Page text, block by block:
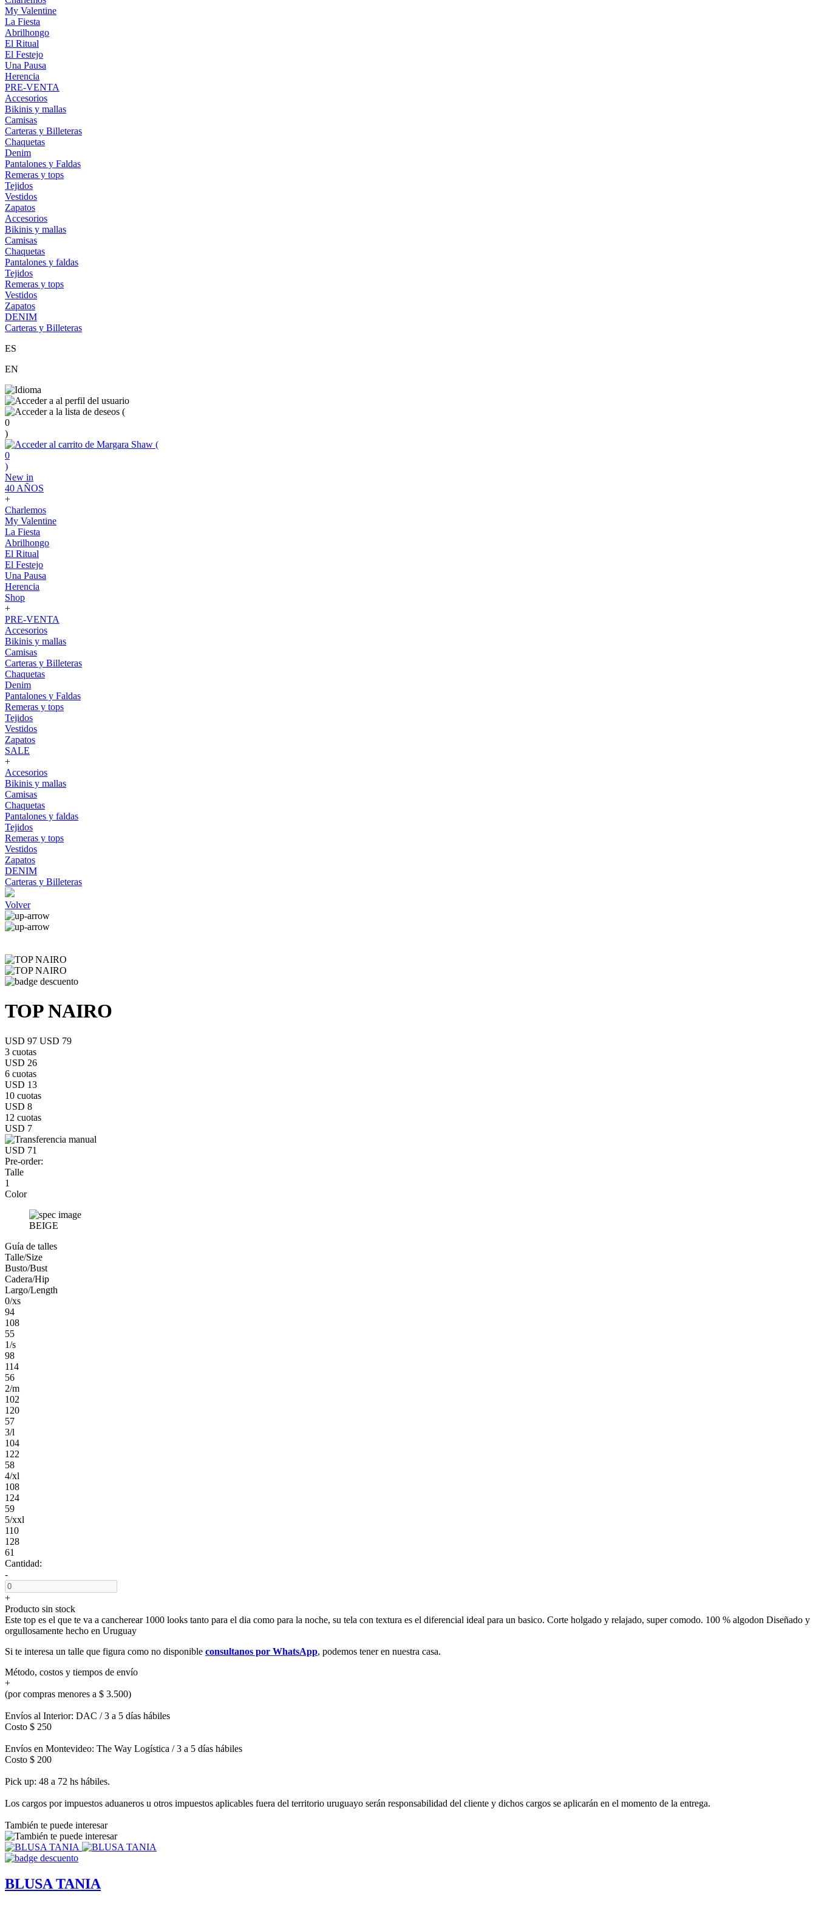
My Valentine
La Fiesta
Abrilhongo
El Ritual
El Festejo
Una Pausa
Herencia
PRE-VENTA
Accesorios
Bikinis y mallas
Camisas
Carteras y Billeteras
Chaquetas
Denim
Pantalones y Faldas
Remeras y tops
Tejidos
Vestidos
Zapatos
Accesorios
Bikinis y mallas
Camisas
Chaquetas
Pantalones y faldas
Tejidos
Remeras y tops
Vestidos
Zapatos
DENIM
Carteras y Billeteras
ES
EN
(
0
)
(
0
)
New in
40 AÑOS
+
Charlemos
My Valentine
La Fiesta
Abrilhongo
El Ritual
El Festejo
Una Pausa
Herencia
Shop
+
PRE-VENTA
Accesorios
Bikinis y mallas
Camisas
Carteras y Billeteras
Chaquetas
Denim
Pantalones y Faldas
Remeras y tops
Tejidos
Vestidos
Zapatos
SALE
+
Accesorios
Bikinis y mallas
Camisas
Chaquetas
Pantalones y faldas
Tejidos
Remeras y tops
Vestidos
Zapatos
DENIM
Carteras y Billeteras
Volver
TOP NAIRO
USD 97 USD 79
3 cuotas
USD 26
6 cuotas
USD 13
10 cuotas
USD 8
12 cuotas
USD 7
USD 71
Pre-order:
Talle
1
Color
BEIGE
Guía de talles
Talle/Size
Busto/Bust
Cadera/Hip
Largo/Length
0/xs
94
108
55
1/s
98
114
56
2/m
102
120
57
3/l
104
122
58
4/xl
108
124
59
5/xxl
110
128
61
Cantidad:
-
+
Producto sin stock
Este top es el que te va a cancherear 1000 looks tanto para el dia como para la noche, su tela con textura es el diferencial ideal para un basico. Corte holgado y relajado, super comodo. 100 % algodon Diseñado y
orgullosamente hecho en Uruguay
Si te interesa un talle que figura como no disponible consultanos por WhatsApp, podemos tener en nuestra casa.
Método, costos y tiempos de envío
+
(por compras menores a $ 3.500)
Envíos al Interior: DAC / 3 a 5 días hábiles
Costo $ 250
Envíos en Montevideo: The Way Logística / 3 a 5 días hábiles
Costo $ 200
Pick up: 48 a 72 hs hábiles.
Los cargos por impuestos aduaneros u otros impuestos aplicables fuera del territorio uruguayo serán responsabilidad del cliente y dichos cargos se aplicarán en el momento de la entrega.
También te puede interesar
BLUSA TANIA